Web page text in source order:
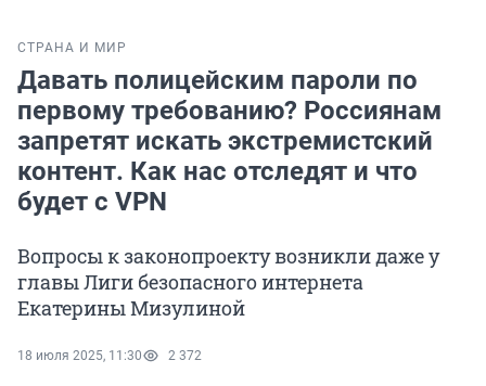
СТРАНА И МИР
Давать полицейским пароли по
первому требованию? Россиянам
запретят искать экстремистский
контент. Как нас отследят и что
будет с VPN
Вопросы к законопроекту возникли даже у
главы Лиги безопасного интернета
Екатерины Мизулиной
18 июля 2025, 11:30 2 372